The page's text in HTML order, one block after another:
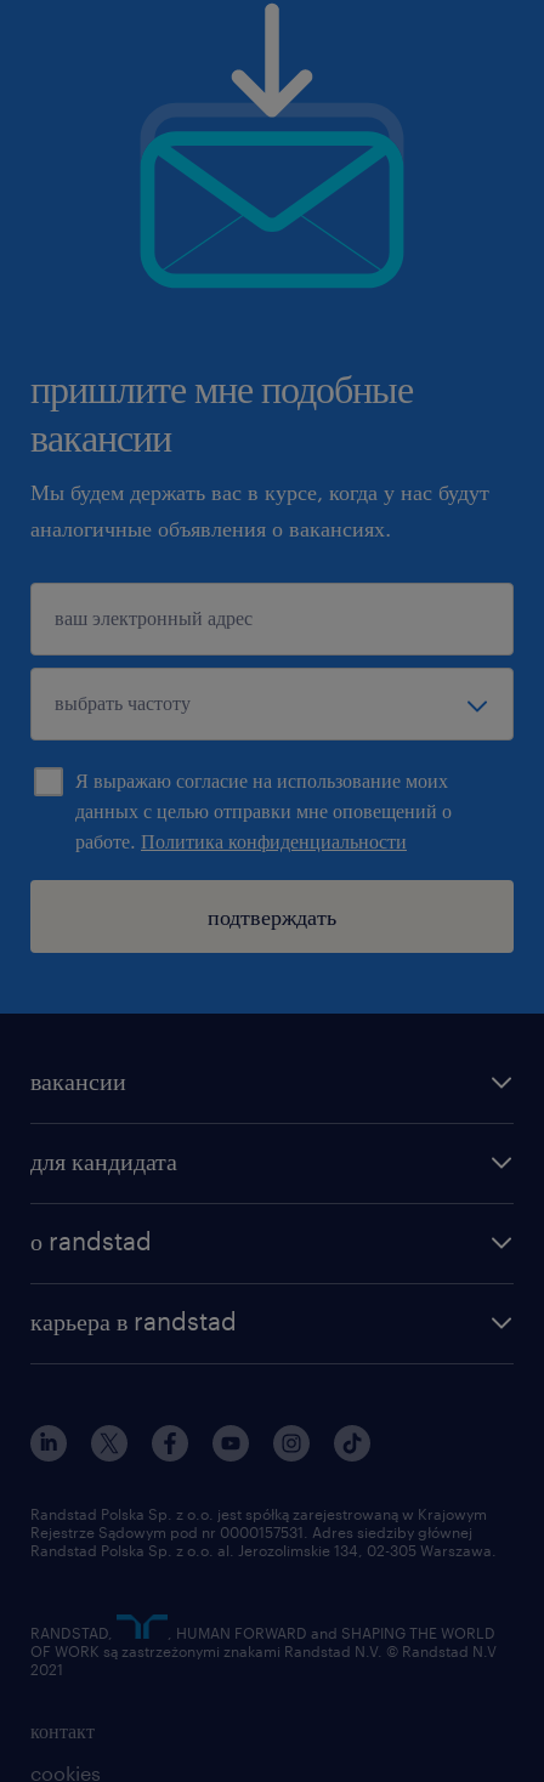
пришлите мне подобные
вакансии
Мы будем держать вас в курсе, когда у нас будут
аналогичные объявления о вакансиях.
Я выражаю согласие на использование моих
данных с целью отправки мне оповещений о
работе. Политика конфиденциальности
подтверждать
вакансии
бонусы для работников
для кандидата
о randstad
институт исследований randstad
для медиа
для поставщиков
карьера в randstad
наш мир
работа в randstad
отправить резюме
контакт
cookies
Randstad Polska Sp. z o.o. jest spółką zarejestrowaną w Krajowym
Rejestrze Sądowym pod nr 0000157531. Adres siedziby głównej
Randstad Polska Sp. z o.o. al. Jerozolimskie 134, 02-305 Warszawa.
RANDSTAD,
, HUMAN FORWARD and SHAPING THE WORLD
OF WORK są zastrzeżonymi znakami Randstad N.V. © Randstad N.V
2021